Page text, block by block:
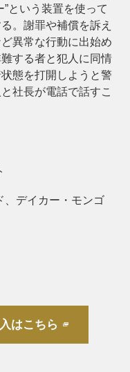
という装置を使って
。謝罪や補償を訴え
異常な行動に出始め
する者と犯人に同情
態を打開しようと警
社長が電話で話すこ
、デイカー・モンゴ
はこちら